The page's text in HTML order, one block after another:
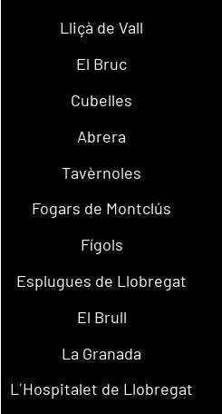
Lliçà de Vall
El Bruc
Cubelles
Abrera
Tavèrnoles
Fogars de Montclús
Fígols
Esplugues de Llobregat
El Brull
La Granada
L´Hospitalet de Llobregat